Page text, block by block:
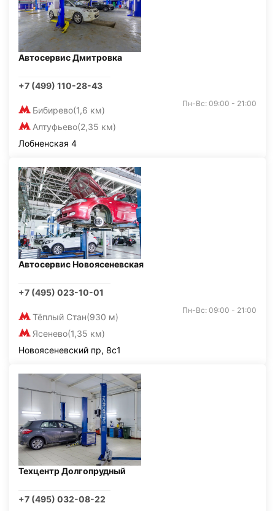
Автосервис Дмитровка
+7 (499) 110-28-43
Бибирево(1,6 км)
Алтуфьево(2,35 км)
Пн-Вс: 09:00 - 21:00
Лобненская 4
Автосервис Новоясеневская
+7 (495) 023-10-01
Тёплый Стан(930 м)
Ясенево(1,35 км)
Пн-Вс: 09:00 - 21:00
Новоясеневский пр, 8с1
Техцентр Долгопрудный
+7 (495) 032-08-22